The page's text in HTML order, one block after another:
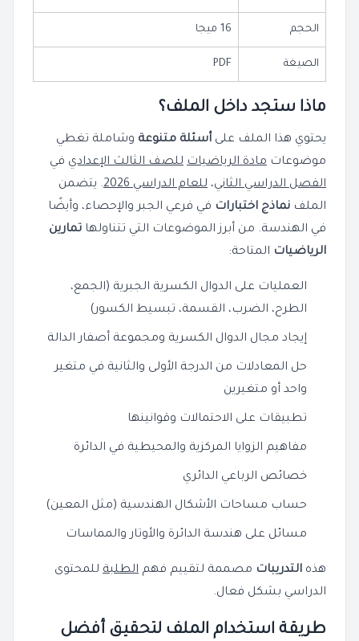
الحجم 16 ميجا
الصيغة PDF
ماذا ستجد داخل الملف؟
يحتوي هذا الملف على أسئلة متنوعة وشاملة تغطي
موضوعات مادة الرياضيات للصف الثالث الإعدادي في
الفصل الدراسي الثاني، للعام الدراسي 2026
. يتضمن
الملف نماذج اختبارات في فرعي الجبر والإحصاء، وأيضًا
في الهندسة. من أبرز الموضوعات التي تتناولها تمارين
الرياضيات المتاحة:
العمليات على الدوال الكسرية الجبرية (الجمع،
الطرح، الضرب، القسمة، تبسيط الكسور)
إيجاد مجال الدوال الكسرية ومجموعة أصفار الدالة
حل المعادلات من الدرجة الأولى والثانية في متغير
واحد أو متغيرين
تطبيقات على الاحتمالات وقوانينها
مفاهيم الزوايا المركزية والمحيطية في الدائرة
خصائص الرباعي الدائري
حساب مساحات الأشكال الهندسية (مثل المعين)
مسائل على هندسة الدائرة والأوتار والمماسات
هذه التدريبات مصممة لتقييم فهم الطلبة للمحتوى
الدراسي بشكل فعال.
طريقة استخدام الملف لتحقيق أفضل